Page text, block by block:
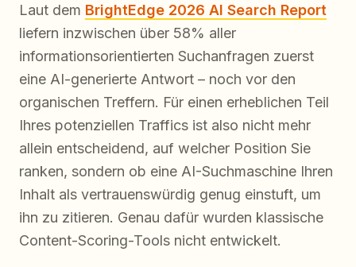
Laut dem BrightEdge 2026 AI Search Report
liefern inzwischen über 58% aller
informationsorientierten Suchanfragen zuerst
eine AI-generierte Antwort – noch vor den
organischen Treffern. Für einen erheblichen Teil
Ihres potenziellen Traffics ist also nicht mehr
allein entscheidend, auf welcher Position Sie
ranken, sondern ob eine AI-Suchmaschine Ihren
Inhalt als vertrauenswürdig genug einstuft, um
ihn zu zitieren. Genau dafür wurden klassische
Content-Scoring-Tools nicht entwickelt.